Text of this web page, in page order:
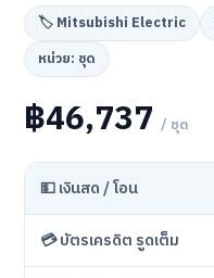
🏷️ Mitsubishi Electric
หน่วย: ชุด
฿46,737 / ชุด
💵 เงินสด / โอน
💳 บัตรเครดิต รูดเต็ม